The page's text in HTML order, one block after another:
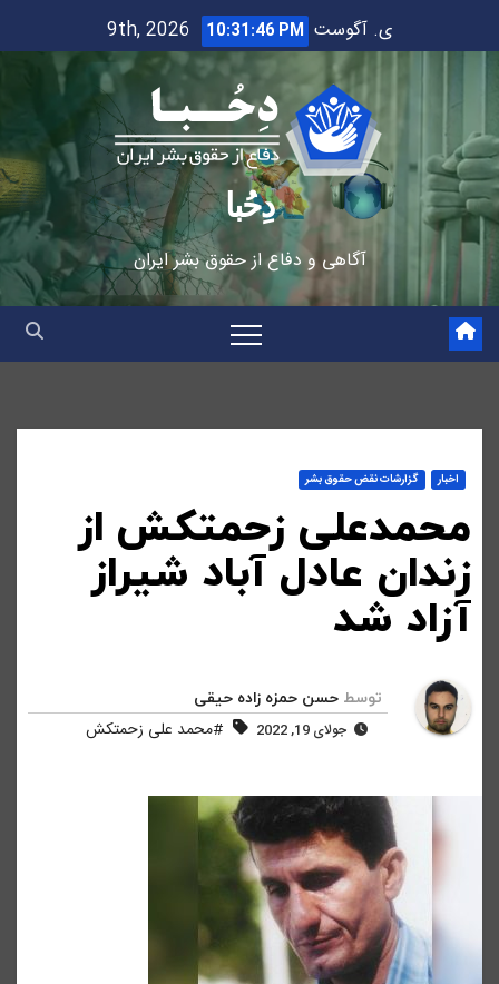
to
ی. آگوست 9th, 2026 10:31:47 PM
دِحُبا
آگاهی و دفاع از حقوق بشر ایران
اخبار گزارشات نقض حقوق بشر
محمدعلی زحمتکش از
زندان عادل آباد شیراز
آزاد شد
توسط حسن حمزه زاده حیقی
جولای 19, 2022 #محمد علی زحمتکش